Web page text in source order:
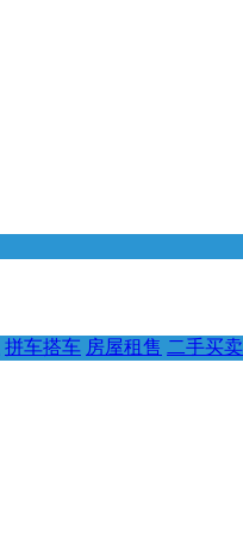
拼车搭车 房屋租售 二手买卖